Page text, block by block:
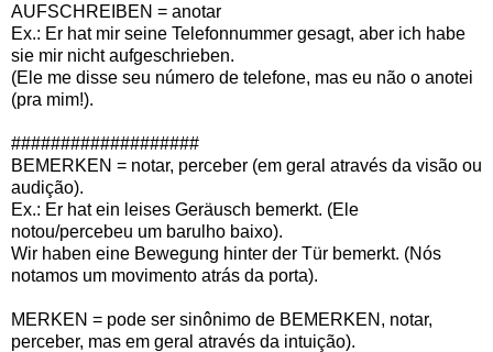
AUFSCHREIBEN = anotar
Ex.: Er hat mir seine Telefonnummer gesagt, aber ich habe
sie mir nicht aufgeschrieben.
(Ele me disse seu número de telefone, mas eu não o anotei
(pra mim!).
###################
BEMERKEN = notar, perceber (em geral através da visão ou
audição).
Ex.: Er hat ein leises Geräusch bemerkt. (Ele
notou/percebeu um barulho baixo).
Wir haben eine Bewegung hinter der Tür bemerkt. (Nós
notamos um movimento atrás da porta).
MERKEN = pode ser sinônimo de BEMERKEN, notar,
perceber, mas em geral através da intuição).